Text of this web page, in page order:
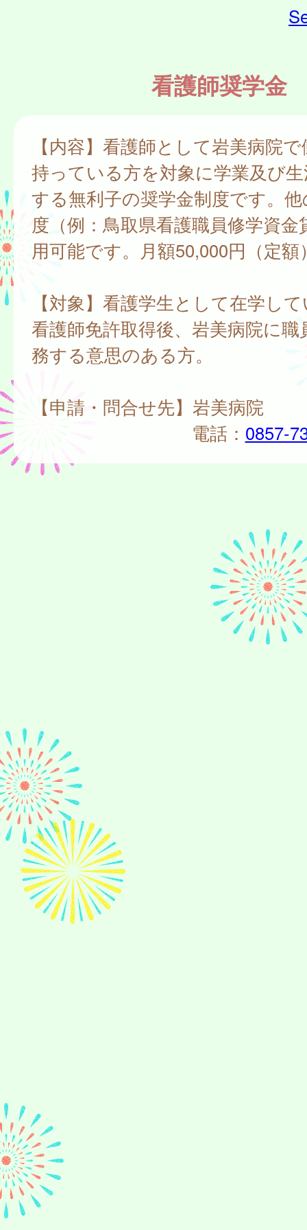
看護師奨学金
【内容】看護師として岩美病院
持っている方を対象に学業及び
する無利子の奨学金制度です。
度（例：鳥取県看護職員修学資金
用可能です。月額50,000円（定額
【対象】看護学生として在学し
看護師免許取得後、岩美病院に
務する意思のある方。
【申請・問合せ先】岩美病院
電話： 0857-